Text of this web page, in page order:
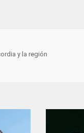
y la región